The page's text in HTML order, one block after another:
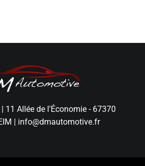
11 Allée de l'Économie - 67370
| info@dmautomotive.fr